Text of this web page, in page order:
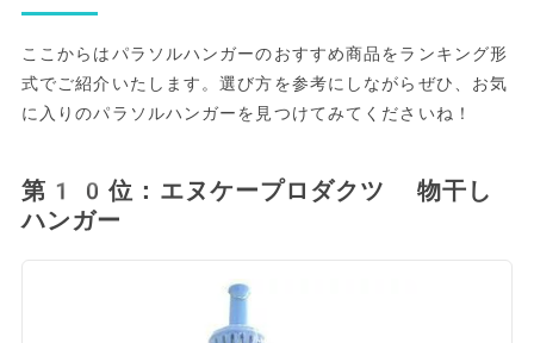
ここからはパラソルハンガーのおすすめ商品をランキング形
式でご紹介いたします。選び方を参考にしながらぜひ、お気
に入りのパラソルハンガーを見つけてみてくださいね！
第10位：エヌケープロダクツ 物干し
ハンガー